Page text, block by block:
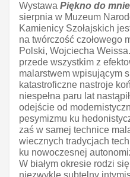
Wystawa Piękno do
sierpnia w Muzeum
Kamienicy Szołajskich
na twórczość czołowego
Polski, Wojciecha
przede wszystkim z
malarstwem wpisującym
katastroficzne nastroje
niespełna paru lat
odejście od
pesymizmu ku
zaś w samej technice
wiecznych tradycjach
ku nowoczesnej
W białym okresie rodzi